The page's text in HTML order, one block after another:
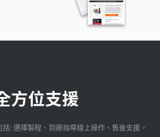
方位支援
括: 選擇製程、到廠指導線上操作、售後支援。